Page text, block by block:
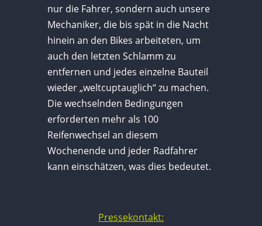
nur die Fahrer, sondern auch unsere
Mechaniker, die bis spät in die Nacht
hinein an den Bikes arbeiteten, um
auch den letzten Schlamm zu
entfernen und jedes einzelne Bauteil
wieder „weltcuptauglich“ zu machen.
Die wechselnden Bedingungen
erforderten mehr als 100
Reifenwechsel an diesem
Wochenende und jeder Radfahrer
kann einschätzen, was dies bedeutet.
Pressekontakt: